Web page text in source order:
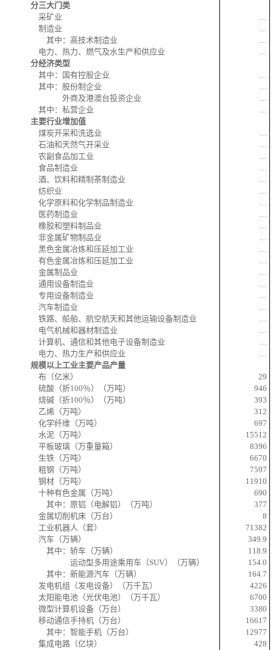
分三大门类
采矿业
…
制造业
…
其中：高技术制造业
…
电力、热力、燃气及水生产和供应业
…
分经济类型
其中：国有控股企业
…
其中：股份制企业
…
外商及港澳台投资企业
…
其中：私营企业
…
主要行业增加值
煤炭开采和洗选业
…
石油和天然气开采业
…
农副食品加工业
…
食品制造业
…
酒、饮料和精制茶制造业
…
纺织业
…
化学原料和化学制品制造业
…
医药制造业
…
橡胶和塑料制品业
…
非金属矿物制品业
…
黑色金属冶炼和压延加工业
…
有色金属冶炼和压延加工业
…
金属制品业
…
通用设备制造业
…
专用设备制造业
…
汽车制造业
…
铁路、船舶、航空航天和其他运输设备制造业
…
电气机械和器材制造业
…
计算机、通信和其他电子设备制造业
…
电力、热力生产和供应业
…
规模以上工业主要产品产量
布（亿米）
29
硫酸（折100％）（万吨）
946
烧碱（折100％）（万吨）
393
乙烯（万吨）
312
化学纤维（万吨）
697
水泥（万吨）
15512
平板玻璃（万重量箱）
8396
生铁（万吨）
6670
粗钢（万吨）
7597
钢材（万吨）
11910
十种有色金属（万吨）
690
其中：原铝（电解铝）（万吨）
377
金属切削机床（万台）
8
工业机器人（套）
71382
汽车（万辆）
349.9
其中：轿车（万辆）
118.9
运动型多用途乘用车（SUV）（万辆）
154.0
其中：新能源汽车（万辆）
164.7
发电机组（发电设备）（万千瓦）
4226
太阳能电池（光伏电池）（万千瓦）
6700
微型计算机设备（万台）
3380
移动通信手持机（万台）
16617
其中：智能手机（万台）
12977
集成电路（亿块）
428